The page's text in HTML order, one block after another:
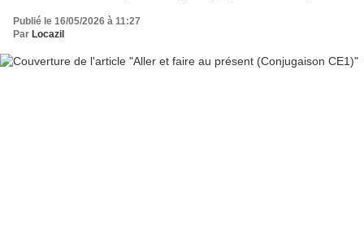
Publié le 16/05/2026 à 11:27
Par Locazil